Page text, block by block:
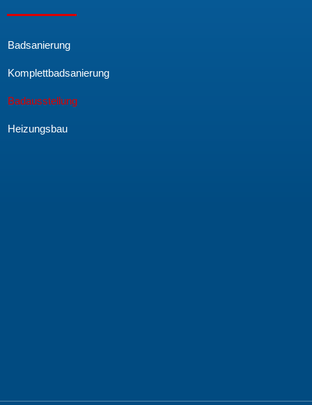
Badsanierung
Komplettbadsanierung
Badausstellung
Heizungsbau